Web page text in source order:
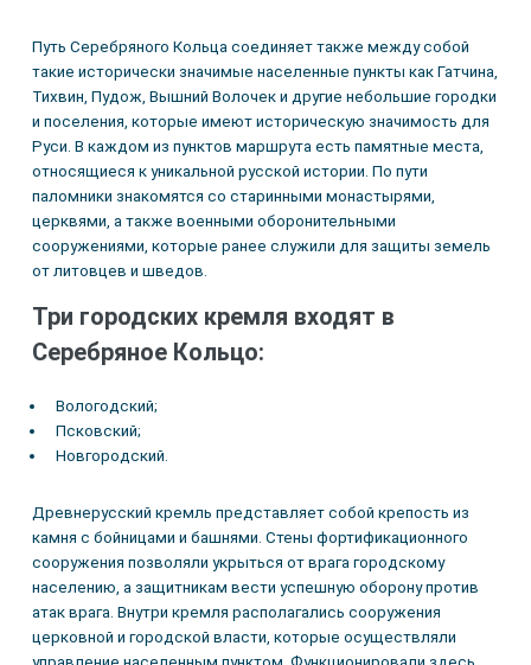
Путь Серебряного Кольца соединяет также между собой
такие исторически значимые населенные пункты как Гатчина,
Тихвин, Пудож, Вышний Волочек и другие небольшие городки
и поселения, которые имеют историческую значимость для
Руси. В каждом из пунктов маршрута есть памятные места,
относящиеся к уникальной русской истории. По пути
паломники знакомятся со старинными монастырями,
церквями, а также военными оборонительными
сооружениями, которые ранее служили для защиты земель
от литовцев и шведов.
Три городских кремля входят в
Серебряное Кольцо:
Вологодский;
Псковский;
Новгородский.
Древнерусский кремль представляет собой крепость из
камня с бойницами и башнями. Стены фортификационного
сооружения позволяли укрыться от врага городскому
населению, а защитникам вести успешную оборону против
атак врага. Внутри кремля располагались сооружения
церковной и городской власти, которые осуществляли